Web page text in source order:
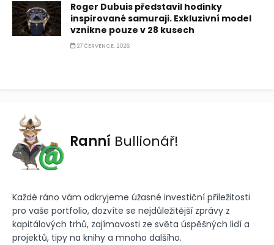
Roger Dubuis představil hodinky
inspirované samuraji. Exkluzivní model
vznikne pouze v 28 kusech
27 ČERVENCE, 2026
Ranní Bullionář!
Každé ráno vám odkryjeme úžasné investiční příležitosti
pro vaše portfolio, dozvíte se nejdůležitější zprávy z
kapitálových trhů, zajímavosti ze světa úspěšných lidí a
projektů, tipy na knihy a mnoho dalšího.